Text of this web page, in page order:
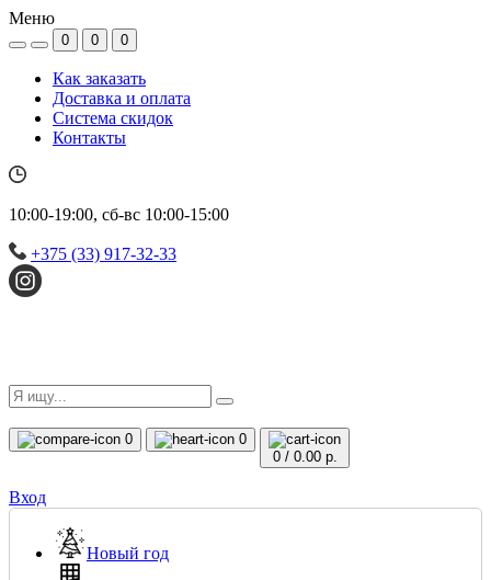
Меню
0 0 0
Как заказать
Доставка и оплата
Система скидок
Контакты
10:00-19:00, сб-вс 10:00-15:00
+375 (33) 917-32-33
0
0
0/ 0.00 р.
Вход
Новый год